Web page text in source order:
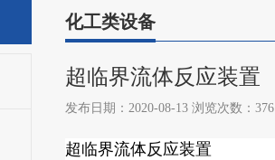
化工类设备
超临界流体反应装置
发布日期：2020-08-13 浏览次数： 376
超临界流体反应装置